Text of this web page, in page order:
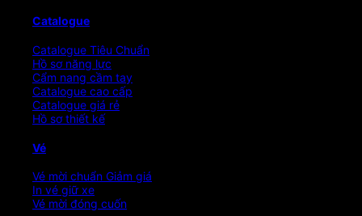
Catalogue
Catalogue Tiêu Chuẩn
Hồ sơ năng lực
Cẩm nang cầm tay
Catalogue cao cấp
Catalogue giá rẻ
Hồ sơ thiết kế
Vé
Vé mời chuẩn
In vé giữ xe
Vé mời đóng cuốn